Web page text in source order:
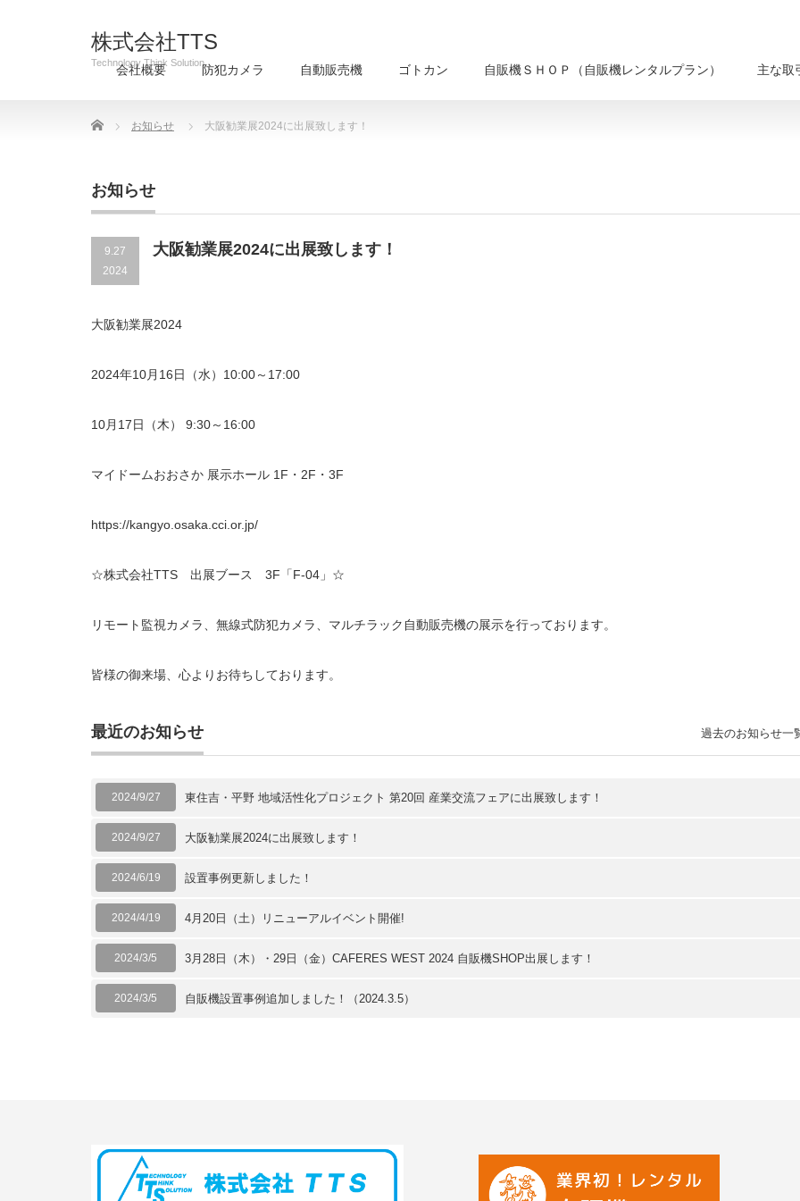
株式会社TTS
Technology Think Solution
会社概要 防犯カメラ 自動販売機 ゴトカン 自販機ＳＨＯＰ（自販機レンタルプラン） 主な取
Home お知らせ 大阪勧業展2024に出展致します！
お知らせ
9.27
2024
大阪勧業展2024に出展致します！
大阪勧業展2024
2024年10月16日（水）10:00～17:00
10月17日（木） 9:30～16:00
マイドームおおさか 展示ホール 1F・2F・3F
https://kangyo.osaka.cci.or.jp/
☆株式会社TTS 出展ブース 3F「F-04」☆
リモート監視カメラ、無線式防犯カメラ、マルチラック自動販売機の展示を行っております。
皆様の御来場、心よりお待ちしております。
最近のお知らせ
2024/9/27 東住吉・平野 地域活性化プロジェクト 第20回 産業交流フェアに出展致します！
2024/9/27 大阪勧業展2024に出展致します！
2024/6/19 設置事例更新しました！
2024/4/19 4月20日（土）リニューアルイベント開催!
2024/3/5 3月28日（木）・29日（金）CAFERES WEST 2024 自販機SHOP出展します！
2024/3/5 自販機設置事例追加しました！（2024.3.5）
過去のお知らせ一